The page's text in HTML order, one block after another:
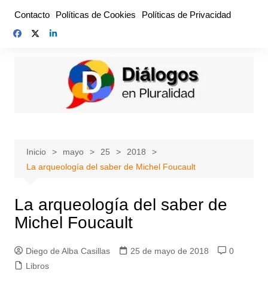
contenido
Contacto Políticas de Cookies Políticas de Privacidad
Inicio mayo 25
2018
La arqueología del saber de Michel Foucault
La arqueología del saber de
Michel Foucault
Diego de Alba Casillas 25 de mayo de 2018
0
Libros